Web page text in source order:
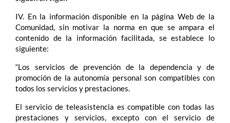
IV. En la información disponible en la página Web de la
Comunidad, sin motivar la norma en que se ampara el
contenido de la información facilitada, se establece lo
siguiente:
“Los servicios de prevención de la dependencia y de
promoción de la autonomía personal son compatibles con
todos los servicios y prestaciones.
El servicio de teleasistencia es compatible con todas las
prestaciones y servicios, excepto con el servicio de